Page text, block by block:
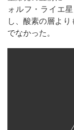
ォルフ・ライエ
し、酸素の層よ
でなかった。